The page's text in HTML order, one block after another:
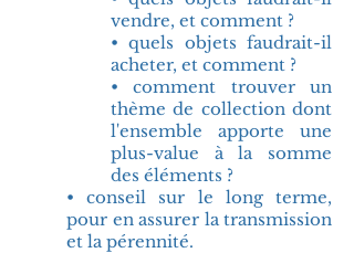
vendre, et comment ?
• quels objets faudrait-il
acheter, et comment ?
• comment trouver un
thème de collection dont
l'ensemble apporte une
plus-value à la somme
des éléments ?
• conseil sur le long terme,
pour en assurer la transmission
et la pérennité.